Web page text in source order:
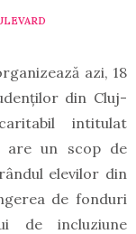
azi, 18
din Cluj-
intitulat
are un scop de
elevilor din
de fonduri
de incluziune